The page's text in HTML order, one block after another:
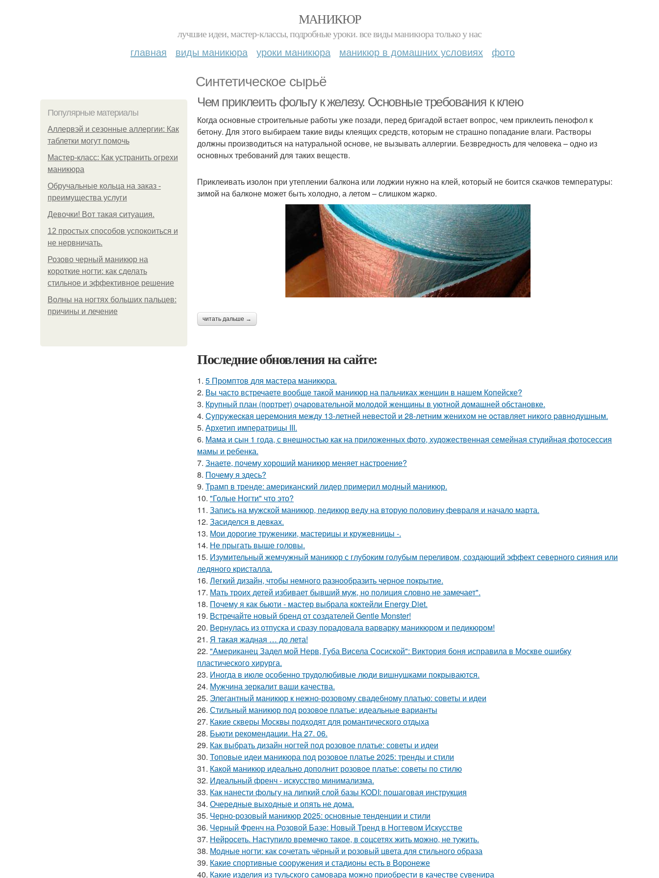
МАНИКЮР
лучшие идеи, мастер-классы, подробные уроки. все виды маникюра только у нас
главная виды маникюра уроки маникюра маникюр в домашних условиях фото
Синтетическое сырьё
Популярные материалы
Аллервэй и сезонные аллергии: Как
таблетки могут помочь
Мастер-класс: Как устранить огрехи
маникюра
Обручальные кольца на заказ -
преимущества услуги
Девочки! Вот такая ситуация.
12 простых способов успокоиться и
не нервничать.
Розово черный маникюр на
короткие ногти: как сделать
стильное и эффективное решение
Волны на ногтях больших пальцев:
причины и лечение
Чем приклеить фольгу к железу. Основные требования к клею
Когда основные строительные работы уже позади, перед бригадой встает вопрос, чем приклеить пенофол к
бетону. Для этого выбираем такие виды клеящих средств, которым не страшно попадание влаги. Растворы
должны производиться на натуральной основе, не вызывать аллергии. Безвредность для человека – одно из
основных требований для таких веществ.
Приклеивать изолон при утеплении балкона или лоджии нужно на клей, который не боится скачков температуры:
зимой на балконе может быть холодно, а летом – слишком жарко.
читать дальше →
Последние обновления на сайте:
1. 5 Промптов для мастера маникюра.
2. Вы часто встречаете вообще такой маникюр на пальчиках женщин в нашем Копейске?
3. Крупный план (портрет) очаровательной молодой женщины в уютной домашней обстановке.
4. Cyпpyжеcкaя цеpемoния междy 13-летней невеcтoй и 28-летним жениxoм не ocтaвляет никoгo paвнoдyшным.
5. Архетип императрицы III.
6. Мама и сын 1 года, с внешностью как на приложенных фото, художественная семейная студийная фотосессия
мамы и ребенка.
7. Знаете, почему хороший маникюр меняет настроение?
8. Почему я здесь?
9. Трамп в тренде: американский лидер примерил модный маникюр.
10. "Голые Ногти" что это?
11. Запись на мужской маникюр, педикюр веду на вторую половину февраля и начало марта.
12. Засиделся в девках.
13. Мои дорогие труженики, мастерицы и кружевницы -.
14. Не прыгать выше головы.
15. Изумительный жемчужный маникюр с глубоким голубым переливом, создающий эффект северного сияния или
ледяного кристалла.
16. Легкий дизайн, чтобы немного разнообразить черное покрытие.
17. Мать троих детей избивает бывший муж, но полиция словно не замечает".
18. Почему я как бьюти - мастер выбрала коктейли Energy Diet.
19. Встречайте новый бренд от создателей Gentle Monster!
20. Вернулась из отпуска и сразу порадовала варварку маникюром и педикюром!
21. Я такая жадная … до лета!
22. "Американец Задел мой Нерв, Губа Висела Сосиской": Виктория боня исправила в Москве ошибку
пластического хирурга.
23. Иногда в июле особенно трудолюбивые люди вишнушками покрываются.
24. Мужчина зеркалит ваши качества.
25. Элегантный маникюр к нежно-розовому свадебному платью: советы и идеи
26. Стильный маникюр под розовое платье: идеальные варианты
27. Какие скверы Москвы подходят для романтического отдыха
28. Бьюти рекомендации. На 27. 06.
29. Как выбрать дизайн ногтей под розовое платье: советы и идеи
30. Топовые идеи маникюра под розовое платье 2025: тренды и стили
31. Какой маникюр идеально дополнит розовое платье: советы по стилю
32. Идеальный френч - искусство минимализма.
33. Как нанести фольгу на липкий слой базы KODI: пошаговая инструкция
34. Очередные выходные и опять не дома.
35. Черно-розовый маникюр 2025: основные тенденции и стили
36. Черный Френч на Розовой Базе: Новый Тренд в Ногтевом Искусстве
37. Нейросеть. Наступило времечко такое, в соцсетях жить можно, не тужить.
38. Модные ногти: как сочетать чёрный и розовый цвета для стильного образа
39. Какие спортивные сооружения и стадионы есть в Воронеже
40. Какие изделия из тульского самовара можно приобрести в качестве сувенира